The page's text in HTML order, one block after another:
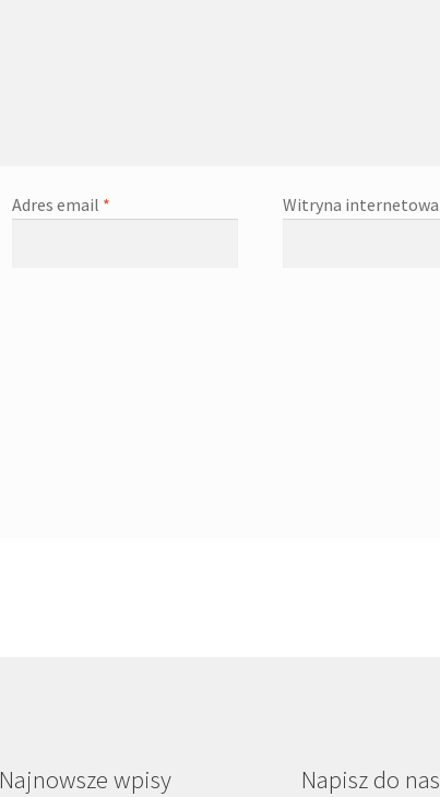
Adres email * Witryna internetowa
Najnowsze wpisy Napisz do nas